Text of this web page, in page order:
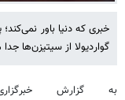
خبری که دنیا باور
گواردیولا از سیتیزن‌ها
به گزارش